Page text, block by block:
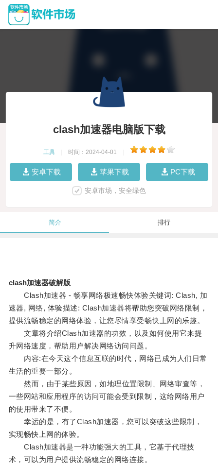
clash加速器电脑版下载
工具 时间：2024-04-01
安卓下载 苹果下载 PC下载
安卓市场，安全绿色
简介 排行
clash加速器破解版
Clash加速器 - 畅享网络极速畅快体验关键词: Clash, 加
速器, 网络, 体验描述: Clash加速器将帮助您突破网络限制，
提供流畅稳定的网络体验，让您尽情享受畅快上网的乐趣。
文章将介绍Clash加速器的功效，以及如何使用它来提
升网络速度，帮助用户解决网络访问问题。
内容:在今天这个信息互联的时代，网络已成为人们日常
生活的重要一部分。
然而，由于某些原因，如地理位置限制、网络审查等，
一些网站和应用程序的访问可能会受到限制，这给网络用户
的使用带来了不便。
幸运的是，有了Clash加速器，您可以突破这些限制，
实现畅快上网的体验。
Clash加速器是一种功能强大的工具，它基于代理技
术，可以为用户提供流畅稳定的网络连接。